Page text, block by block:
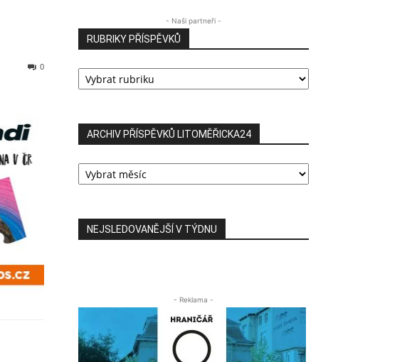
0
- Naši partneři -
RUBRIKY PŘÍSPĚVKŮ
RUBRIKY
PŘÍSPĚVKŮ
ARCHIV PŘÍSPĚVKŮ LITOMĚŘICKA24
ARCHIV
PŘÍSPĚVKŮ
NEJSLEDOVANĚJŠÍ V TÝDNU
- Reklama -